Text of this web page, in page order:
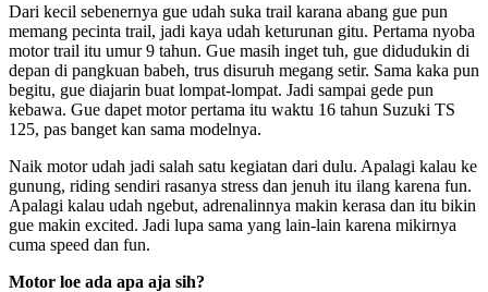
Dari kecil sebenernya gue udah suka trail karana abang gue pun
memang pecinta trail, jadi kaya udah keturunan gitu. Pertama nyoba
motor trail itu umur 9 tahun. Gue masih inget tuh, gue didudukin di
depan di pangkuan babeh, trus disuruh megang setir. Sama kaka pun
begitu, gue diajarin buat lompat-lompat. Jadi sampai gede pun
kebawa. Gue dapet motor pertama itu waktu 16 tahun Suzuki TS
125, pas banget kan sama modelnya.
Naik motor udah jadi salah satu kegiatan dari dulu. Apalagi kalau ke
gunung, riding sendiri rasanya stress dan jenuh itu ilang karena fun.
Apalagi kalau udah ngebut, adrenalinnya makin kerasa dan itu bikin
gue makin excited. Jadi lupa sama yang lain-lain karena mikirnya
cuma speed dan fun.
Motor loe ada apa aja sih?